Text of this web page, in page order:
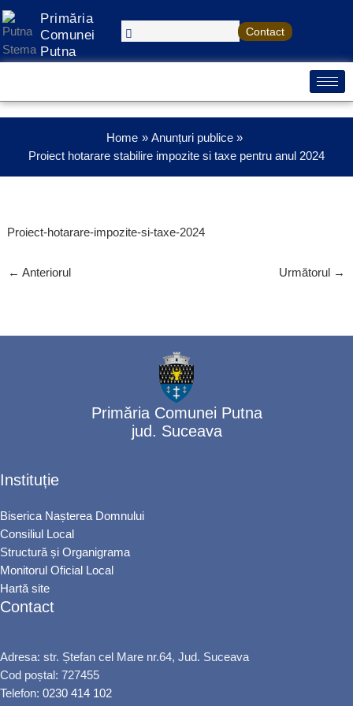
Treci
la
conținut
Primăria
Comunei
Putna
Contact
Home
Anunțuri publice
Proiect hotarare stabilire impozite si taxe pentru anul 2024
Proiect-hotarare-impozite-si-taxe-2024
← Anteriorul Următorul →
Primăria Comunei Putna
jud. Suceava
Instituție
Biserica Nașterea Domnului
Consiliul Local
Structură și Organigrama
Monitorul Oficial Local
Hartă site
Contact
Adresa: str. Ștefan cel Mare nr.64, Jud. Suceava
Cod poștal: 727455
Telefon: 0230 414 102